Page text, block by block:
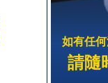
如有任
請隨